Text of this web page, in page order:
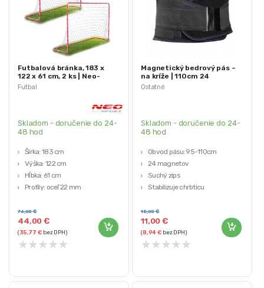
Futbal
Futbalová bránka, 183 x
122 x 61 cm, 2 ks | Neo-
Sport
Skladom - doručenie do 24-
48 hod
Šírka: 183 cm
Výška: 122 cm
Hĺbka: 61 cm
Profily: oceľ 22 mm
44,00€
76,00€
(35,77€bez DPH)
★★★★★
Ostatné
Magnetický bedrový pás –
na kríže | 110cm 24
magnetov
Skladom - doručenie do 24-
48 hod
Obvod pásu: 95-110cm
24 magnetov
Suchý zips
Stabilizuje chrbticu
11,00€
18,00€
(8,94€ bez DPH)
★★★★★